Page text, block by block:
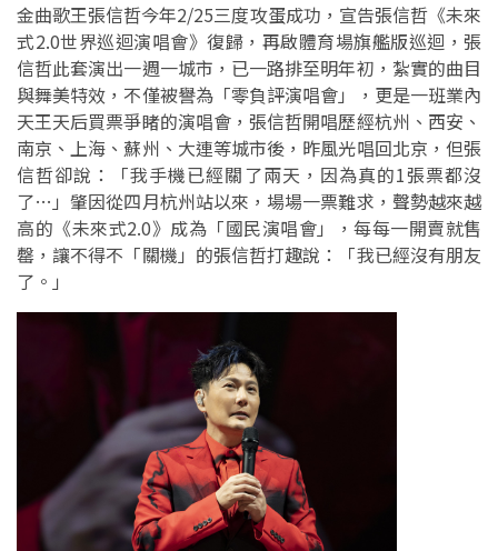
金曲歌王張信哲今年2/25三度攻蛋成功，宣告張信哲《未來
式2.0世界巡迴演唱會》復歸，再啟體育場旗艦版巡迴，張
信哲此套演出一週一城市，已一路排至明年初，紮實的曲目
與舞美特效，不僅被譽為「零負評演唱會」，更是一班業內
天王天后買票爭睹的演唱會，張信哲開唱歷經杭州、西安、
南京、上海、蘇州、大連等城市後，昨風光唱回北京，但張
信哲卻說：「我手機已經關了兩天，因為真的1張票都沒
了…」肇因從四月杭州站以來，場場一票難求，聲勢越來越
高的《未來式2.0》成為「國民演唱會」，每每一開賣就售
罄，讓不得不「關機」的張信哲打趣說：「我已經沒有朋友
了。」